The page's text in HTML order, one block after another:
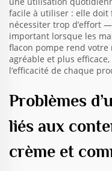
facile à utiliser : elle doit
nécessiter trop d’effort
important lorsque les
flacon pompe rend
agréable et plus
l’efficacité de chaque
Problèmes
liés aux
crème et